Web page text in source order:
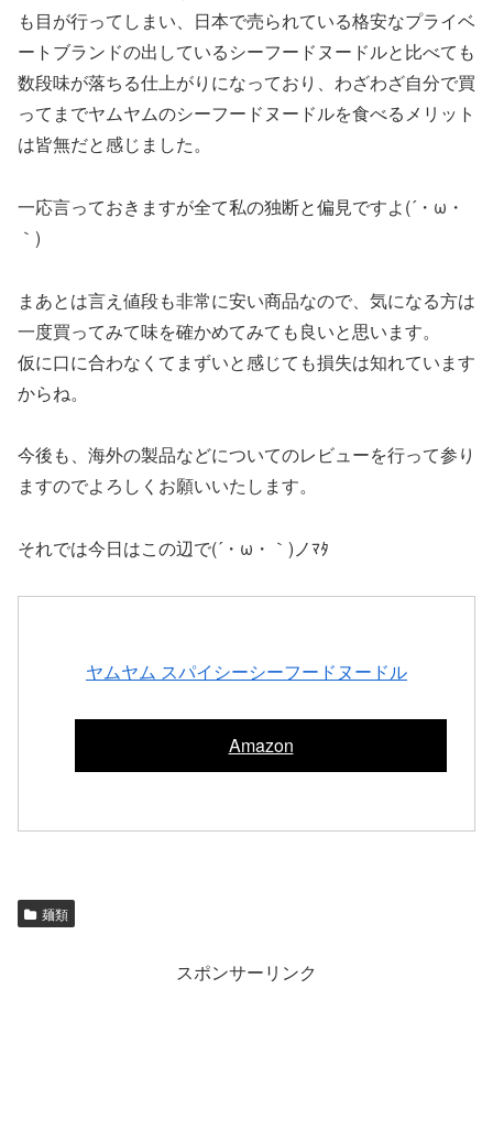
も目が行ってしまい、日本で売られている格安なプライベ
ートブランドの出しているシーフードヌードルと比べても
数段味が落ちる仕上がりになっており、わざわざ自分で買
ってまでヤムヤムのシーフードヌードルを食べるメリット
は皆無だと感じました。
一応言っておきますが全て私の独断と偏見ですよ(´・ω・
｀)
まあとは言え値段も非常に安い商品なので、気になる方は
一度買ってみて味を確かめてみても良いと思います。
仮に口に合わなくてまずいと感じても損失は知れています
からね。
今後も、海外の製品などについてのレビューを行って参り
ますのでよろしくお願いいたします。
それでは今日はこの辺で(´・ω・｀)ノﾏﾀ
ヤムヤム スパイシーシーフードヌードル
Amazon
麺類
スポンサーリンク